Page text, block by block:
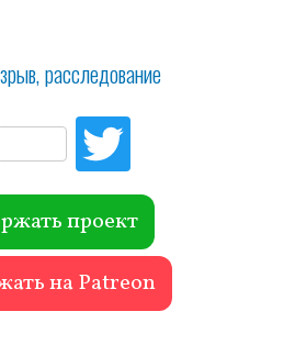
расследование
r
проект
на Patreon